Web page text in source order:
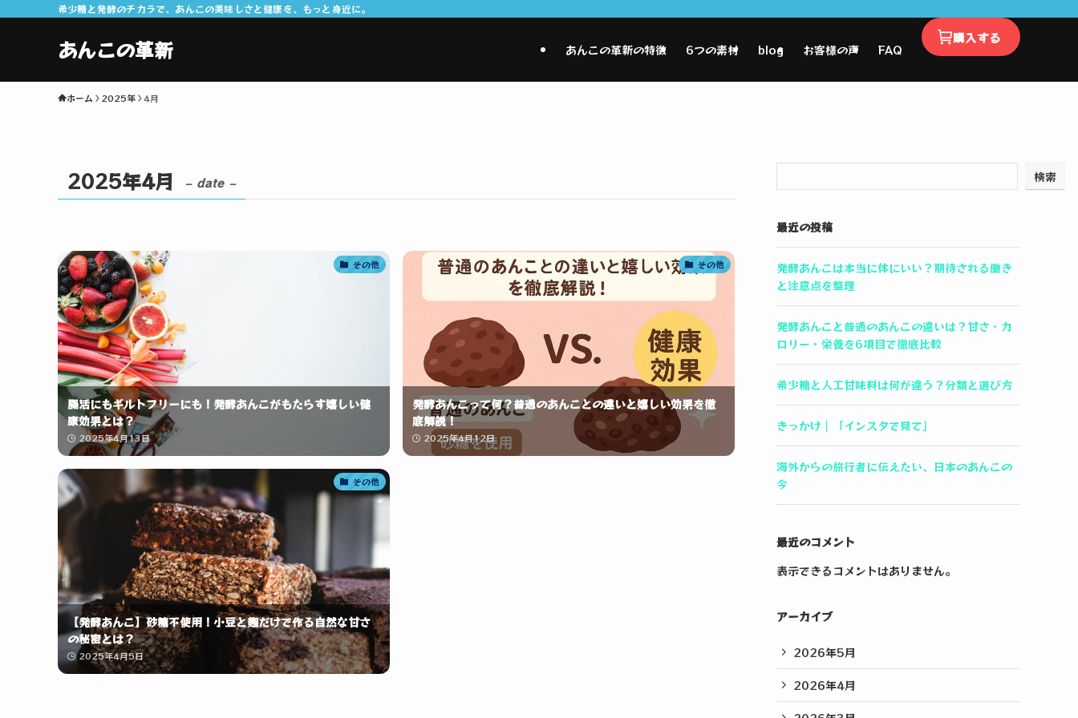
希少糖と発酵のチカラで、あんこの美味しさと健康を、もっと身近に。
あんこの革新 あんこの革新の特徴 6つの素材 blog お客様の声 FAQ
購入する
ホーム 2025年 4月
2025年4月 – date –
その他
腸活にもギルトフリーにも！発酵あんこがもたらす嬉しい健
康効果とは？
2025年4月13日
その他
発酵あんこって何？普通のあんことの違いと嬉しい効果を徹
底解説！
2025年4月12日
その他
【発酵あんこ】砂糖不使用！小豆と麹だけで作る自然な甘さ
の秘密とは？
2025年4月5日
検索
最近の投稿
発酵あんこは本当に体にいい？期待される働き
と注意点を整理
発酵あんこと普通のあんこの違いは？甘さ・カ
ロリー・栄養を6項目で徹底比較
希少糖と人工甘味料は何が違う？分類と選び方
きっかけ｜「インスタで見て」
海外からの旅行者に伝えたい、日本のあんこの
今
最近のコメント
表示できるコメントはありません。
アーカイブ
2026年5月
2026年4月